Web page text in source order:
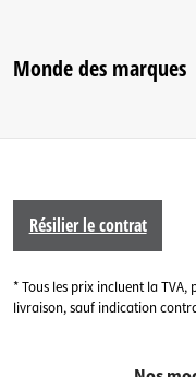
Monde des marques
Résilier le contrat
* Tous les prix incluent la TVA,
livraison, sauf indication